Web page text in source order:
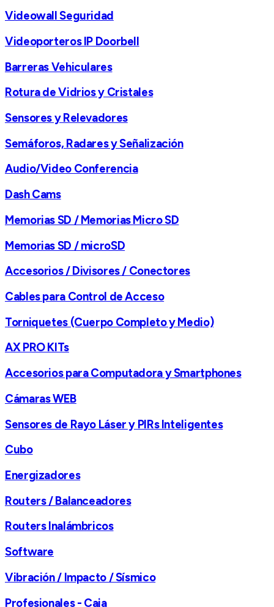
Videowall Seguridad
Videoporteros IP Doorbell
Barreras Vehiculares
Rotura de Vidrios y Cristales
Sensores y Relevadores
Semáforos, Radares y Señalización
Audio/Video Conferencia
Dash Cams
Memorias SD / Memorias Micro SD
Memorias SD / microSD
Accesorios / Divisores / Conectores
Cables para Control de Acceso
Torniquetes (Cuerpo Completo y Medio)
AX PRO KITs
Accesorios para Computadora y Smartphones
Cámaras WEB
Sensores de Rayo Láser y PIRs Inteligentes
Cubo
Energizadores
Routers / Balanceadores
Routers Inalámbricos
Software
Vibración / Impacto / Sísmico
Profesionales - Caja